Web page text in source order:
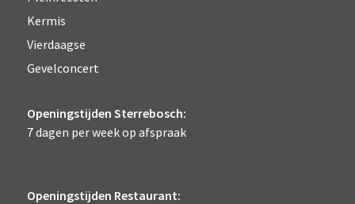
Kermis
Vierdaagse
Gevelconcert
Openingstijden Sterrebosch:
7 dagen per week op afspraak
Openingstijden Restaurant: